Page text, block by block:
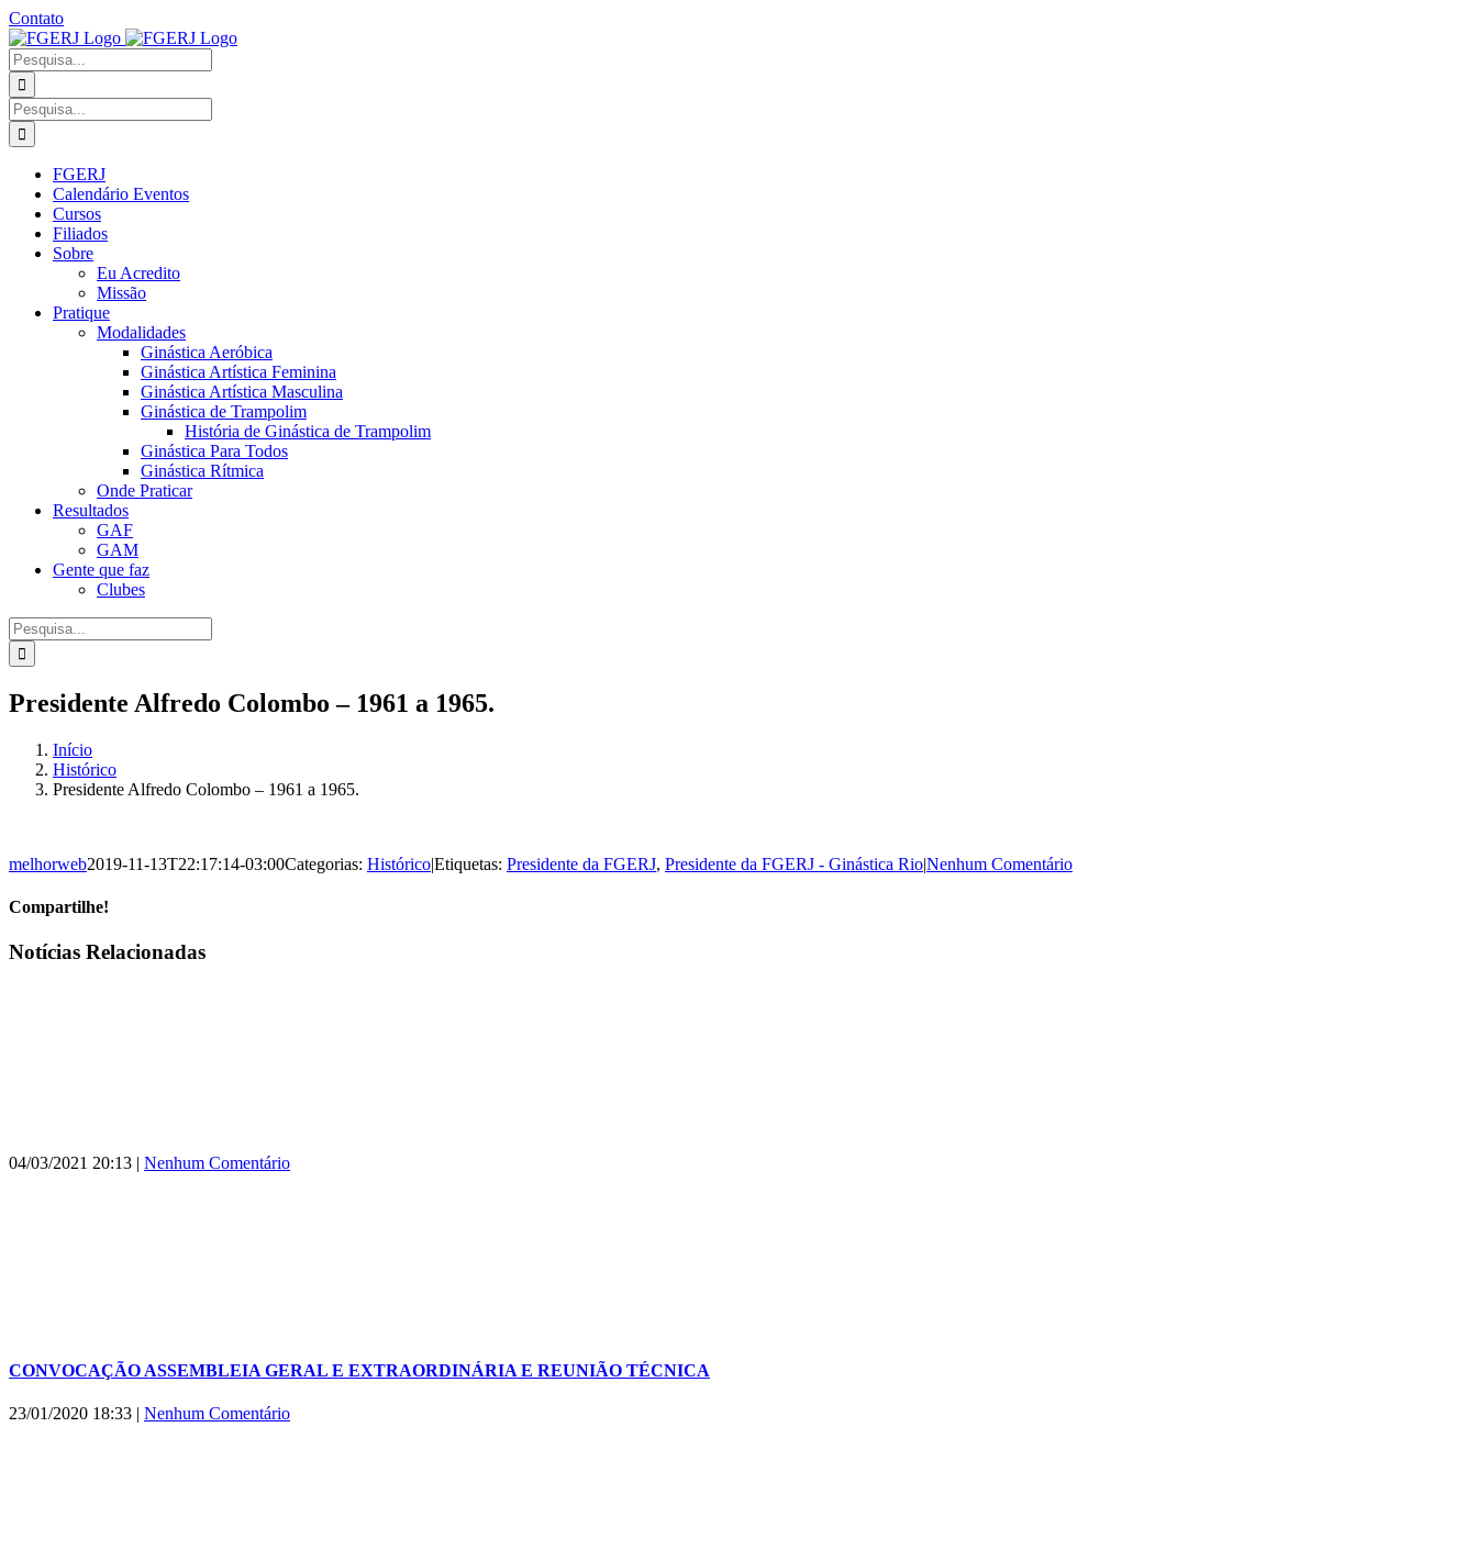
Ir
para
o
conteúdo
Contato
Facebook
Instagram
YouTube
Facebook
Grupo
Procurar
por:
Procurar
por:
FGERJ
Calendário Eventos
Cursos
Filiados
Sobre
Eu Acredito
Missão
Pratique
Modalidades
Ginástica Aeróbica
Ginástica Artística Feminina
Ginástica Artística Masculina
Ginástica de Trampolim
História de Ginástica de Trampolim
Ginástica Para Todos
Ginástica Rítmica
Onde Praticar
Resultados
GAF
GAM
Gente que faz
Clubes
Procurar
por:
Presidente Alfredo Colombo – 1961 a 1965.
Início
Histórico
Presidente Alfredo Colombo – 1961 a 1965.
melhorweb2019-11-13T22:17:14-03:00Categorias: Histórico|Etiquetas: Presidente da FGERJ, Presidente da FGERJ - Ginástica Rio|Nenhum Comentário
Compartilhe!
Facebook
X
WhatsApp
E-
Notícias Relacionadas
04/03/2021 20:13 | Nenhum Comentário
CONVOCAÇÃO ASSEMBLEIA GERAL E EXTRAORDINÁRIA E REUNIÃO TÉCNICA
23/01/2020 18:33 | Nenhum Comentário